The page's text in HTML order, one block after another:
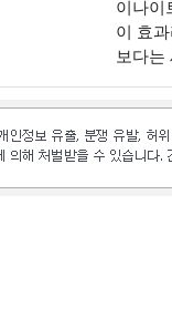
이나이
이 효
보다는